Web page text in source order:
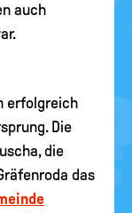
auch
erfolgreich
Die
die
das